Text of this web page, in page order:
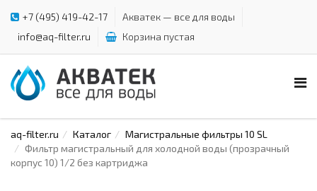
+7 (495) 419-42-17
Акватек — все для воды
info@aq-filter.ru
Корзина пустая
aq-filter.ru Каталог
Магистральные фильтры 10 SL
Фильтр магистральный для холодной воды (прозрачный
корпус 10) 1/2 без картриджа